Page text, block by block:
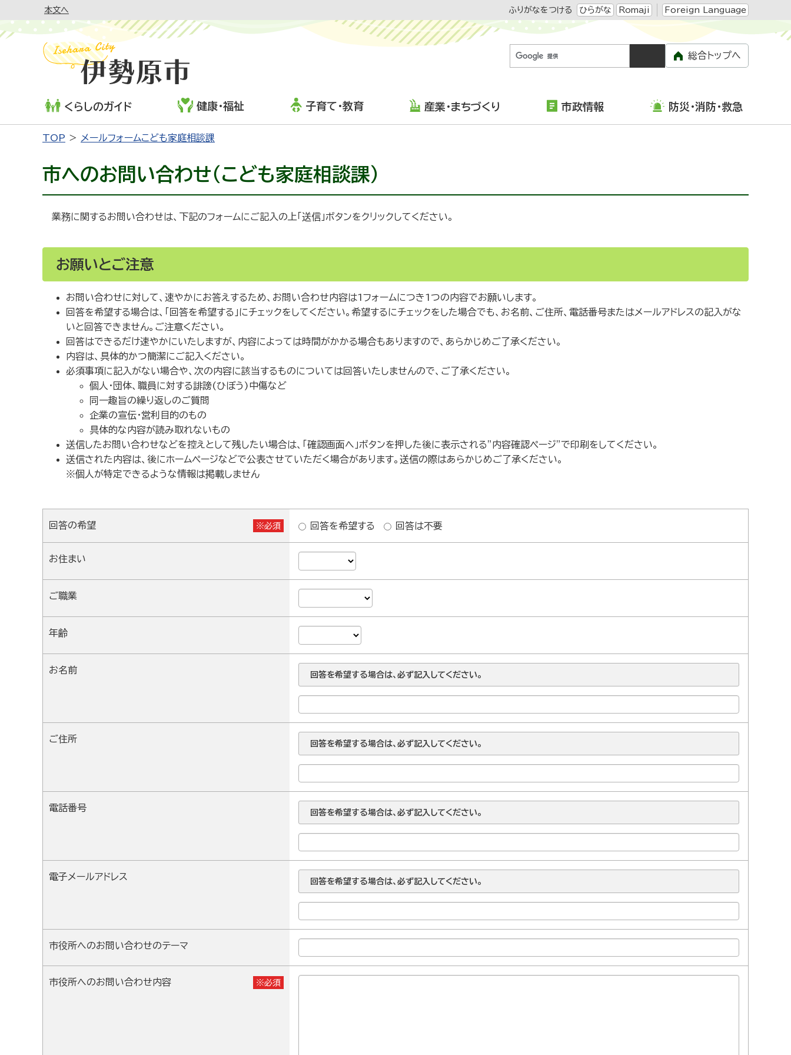
本文へ ふりがなをつける ひらがな Romaji Foreign Language
総合トップへ
くらしのガイド 健康・福祉 子育て・教育 産業・まちづくり 市政情報 防災・消防・救急
TOP メールフォームこども家庭相談課
市へのお問い合わせ（こども家庭相談課）
業務に関するお問い合わせは、下記のフォームにご記入の上「送信」ボタンをクリックしてください。
お願いとご注意
お問い合わせに対して、速やかにお答えするため、お問い合わせ内容は1フォームにつき1つの内容でお願いします。
回答を希望する場合は、「回答を希望する」にチェックをしてください。希望するにチェックをした場合でも、お名前、ご住所、電話番号またはメールアドレスの記入がな
いと回答できません。ご注意ください。
回答はできるだけ速やかにいたしますが、内容によっては時間がかかる場合もありますので、あらかじめご了承ください。
内容は、具体的かつ簡潔にご記入ください。
必須事項に記入がない場合や、次の内容に該当するものについては回答いたしませんので、ご了承ください。
個人・団体、職員に対する誹謗(ひぼう)中傷など
同一趣旨の繰り返しのご質問
企業の宣伝・営利目的のもの
具体的な内容が読み取れないもの
送信したお問い合わせなどを控えとして残したい場合は、「確認画面へ」ボタンを押した後に表示される”内容確認ページ”で印刷をしてください。
送信された内容は、後にホームページなどで公表させていただく場合があります。送信の際はあらかじめご了承ください。
※個人が特定できるような情報は掲載しません
回答の希望 ※必須 回答を希望する 回答は不要
お住まい
ご職業
年齢
お名前 回答を希望する場合は、必ず記入してください。
ご住所 回答を希望する場合は、必ず記入してください。
電話番号 回答を希望する場合は、必ず記入してください。
電子メールアドレス 回答を希望する場合は、必ず記入してください。
市役所へのお問い合わせのテーマ
市役所へのお問い合わせ内容 ※必須